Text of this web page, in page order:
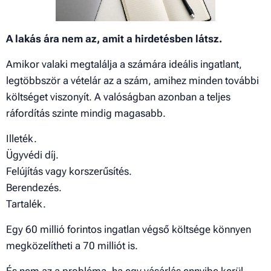
A lakás ára nem az, amit a hirdetésben látsz.
Amikor valaki megtalálja a számára ideális ingatlant,
legtöbbször a vételár az a szám, amihez minden további
költséget viszonyít. A valóságban azonban a teljes
ráfordítás szinte mindig magasabb.
Illeték.
Ügyvédi díj.
Felújítás vagy korszerűsítés.
Berendezés.
Tartalék.
Egy 60 millió forintos ingatlan végső költsége könnyen
megközelítheti a 70 milliót is.